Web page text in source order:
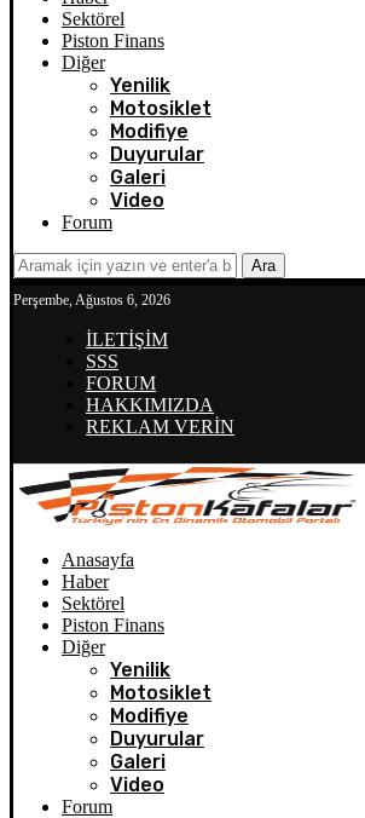
Sektörel
Piston Finans
Diğer
Yenilik
Motosiklet
Modifiye
Duyurular
Galeri
Video
Forum
Ara
Perşembe, Ağustos 6, 2026
İLETİŞİM
SSS
FORUM
HAKKIMIZDA
REKLAM VERİN
Anasayfa
Haber
Sektörel
Piston Finans
Diğer
Yenilik
Motosiklet
Modifiye
Duyurular
Galeri
Video
Forum